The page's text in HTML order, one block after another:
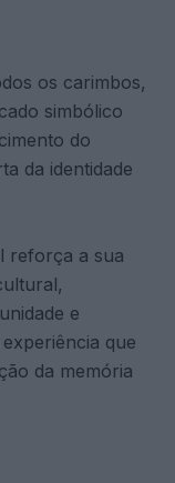
os carimbos,
simbólico
do
da identidade
reforça a sua
e
que
da memória